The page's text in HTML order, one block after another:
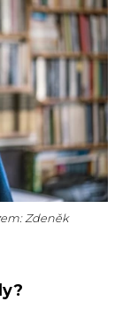
Zdeněk